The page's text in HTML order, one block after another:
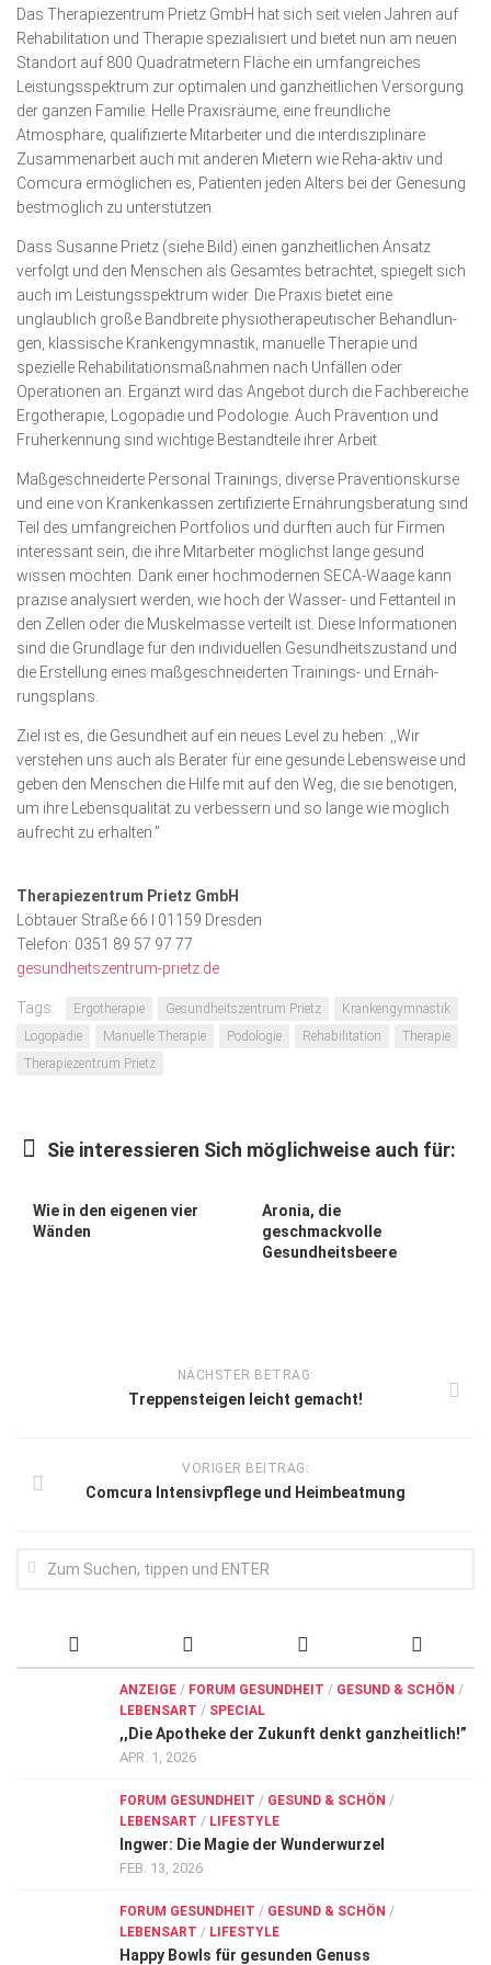
Wirtschaft, Recht, Finanzen
Zahn, Mund, Kiefer
Forum Gesundheit
Allgemein
Sehen
Innovationen
Kampf gegen Krebs
Hören
Lebensart
Das Therapiezentrum Prietz GmbH hat sich seit vielen Jahren auf
Rehabilitation und Therapie spezialisiert und bietet nun am neuen
Standort auf 800 Quadrat­metern Fläche ein umfangreiches
Leistungs­spek­trum zur optimalen und ganzheitlichen Versorgung
der ganzen Familie. Helle Praxis­räume, eine freundliche
Atmosphäre, qualifizierte Mit­arbeiter und die interdisziplinäre
Zusammen­arbeit auch mit anderen Mietern wie Reha-aktiv und
Comcura er­mög­lichen es, Patienten jeden Alters bei der Genesung
bestmöglich zu unterstützen.
Dass Susanne Prietz (siehe Bild) einen ganz­heitlichen Ansatz
verfolgt und den Menschen als Gesamtes be­trachtet, spiegelt sich
auch im Leistungs­spektrum wider. Die Praxis bietet eine
unglaublich große Band­breite physio­therapeutischer Be­hand­lun­
gen, klassische Kranken­­gym­nastik, manuelle Therapie und
spezielle Rehabilita­tions­­maß­nahmen nach Unfällen oder
Operationen an. Ergänzt wird das Angebot durch die Fachbereiche
Ergo­therapie, Logo­pädie und Podologie. Auch Prävention und
Früher­kennung sind wichtige Bestandteile ihrer Arbeit.
Maß­geschneiderte Personal Trainings, diverse Präven­tions­­kurse
und eine von Kranken­kassen zertifizierte Ernäh­rungs­­beratung sind
Teil des umfangreichen Port­folios und dürften auch für Firmen
interessant sein, die ihre Mitarbei­ter möglichst lange gesund
wissen möchten. Dank einer hoch­moder­nen SECA-Waage kann
präzise analysiert werden, wie hoch der Wasser- und Fett­anteil in
den Zellen oder die Muskel­masse verteilt ist. Diese Infor­mationen
sind die Grund­lage für den individuellen Ge­sund­heits­zustand und
die Erstel­lung eines maßgeschneiderten Trai­nings- und Ernäh­
rungsp­­­lans.
Ziel ist es, die Ge­sundheit auf ein neues Level zu heben: ,,Wir
verstehen uns auch als Bera­ter für eine gesunde Lebens­weise und
geben den Menschen die Hilfe mit auf den Weg, die sie benötigen,
um ihre Lebens­qualität zu verbessern und so lange wie möglich
aufrecht zu erhalten.”
Therapiezentrum Prietz GmbH
Löbtauer Straße 66 I 01159 Dresden
Telefon: 0351 89 57 97 77
gesundheitszentrum-prietz.de
Tags: Ergotherapie Gesundheitszentrum Prietz
Krankengymnastik
Logopädie
Manuelle Therapie Podologie Rehabilitation
Therapie
Therapiezentrum Prietz
Sie interessieren Sich möglichweise auch für:
Wie in den eigenen vier
Wänden
Aronia, die
geschmackvolle
Gesundheitsbeere
NÄCHSTER BETRAG:
Treppensteigen leicht gemacht!
VORIGER BEITRAG:
Comcura Intensivpflege und Heimbeatmung
ANZEIGE / FORUM GESUNDHEIT / GESUND & SCHÖN /
LEBENSART / SPECIAL
,,Die Apotheke der Zukunft denkt ganzheitlich!”
APR. 1, 2026
FORUM GESUNDHEIT / GESUND & SCHÖN /
LEBENSART / LIFESTYLE
Ingwer: Die Magie der Wunderwurzel
FEB. 13, 2026
FORUM GESUNDHEIT / GESUND & SCHÖN /
LEBENSART / LIFESTYLE
Happy Bowls für gesunden Genuss